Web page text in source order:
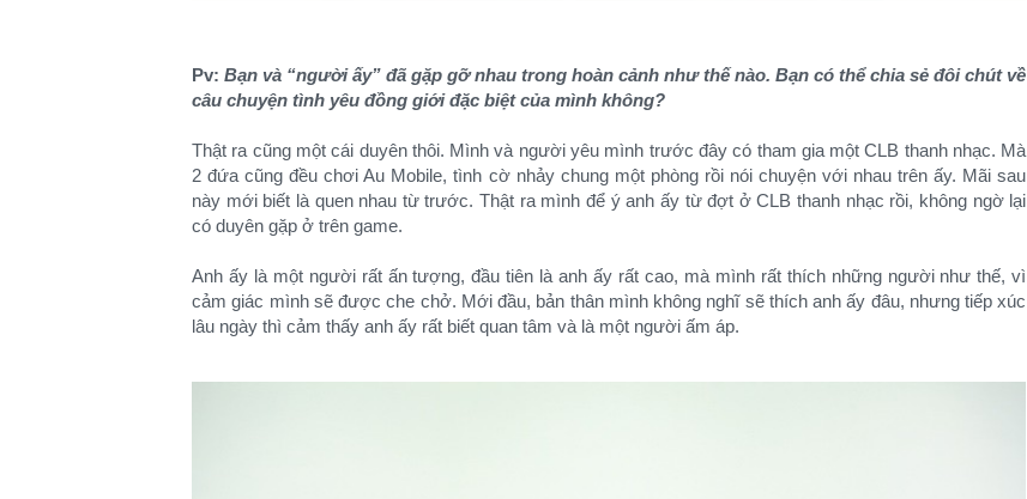
Pv: Bạn và “người ấy” đã gặp gỡ nhau trong hoàn cảnh như thế nào. Bạn có thể chia sẻ đôi chút về
câu chuyện tình yêu đồng giới đặc biệt của mình không?
Thật ra cũng một cái duyên thôi. Mình và người yêu mình trước đây có tham gia một CLB thanh nhạc. Mà
2 đứa cũng đều chơi Au Mobile, tình cờ nhảy chung một phòng rồi nói chuyện với nhau trên ấy. Mãi sau
này mới biết là quen nhau từ trước. Thật ra mình để ý anh ấy từ đợt ở CLB thanh nhạc rồi, không ngờ lại
có duyên gặp ở trên game.
Anh ấy là một người rất ấn tượng, đầu tiên là anh ấy rất cao, mà mình rất thích những người như thế, vì
cảm giác mình sẽ được che chở. Mới đầu, bản thân mình không nghĩ sẽ thích anh ấy đâu, nhưng tiếp xúc
lâu ngày thì cảm thấy anh ấy rất biết quan tâm và là một người ấm áp.